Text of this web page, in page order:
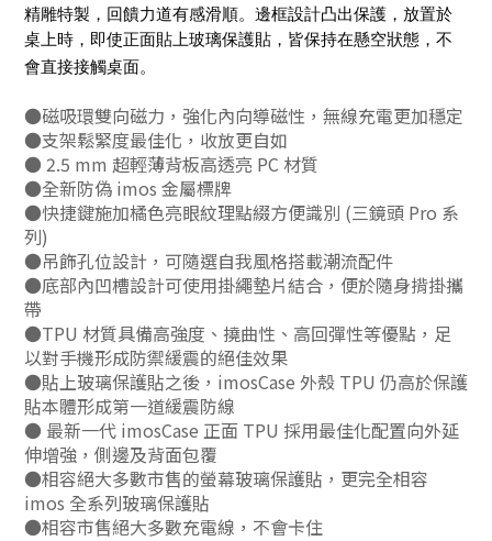
精雕特製，回饋力道有感滑順。邊框設計凸出保護，放置於
桌上時，即使正面貼上玻璃保護貼，皆保持在懸空狀態，不
會直接接觸桌面。
●磁吸環雙向磁力，強化內向導磁性，無線充電更加穩定
●支架鬆緊度最佳化，收放更自如
● 2.5 mm 超輕薄背板高透亮 PC 材質
●全新防偽 imos 金屬標牌
●快捷鍵施加橘色亮眼紋理點綴方便識別 (三鏡頭 Pro 系
列)
●吊飾孔位設計，可隨選自我風格搭載潮流配件
●底部內凹槽設計可使用掛繩墊片結合，便於隨身揹掛攜
帶
●TPU 材質具備高強度、撓曲性、高回彈性等優點，足
以對手機形成防禦緩震的絕佳效果
●貼上玻璃保護貼之後，imosCase 外殼 TPU 仍高於保護
貼本體形成第一道緩震防線
● 最新一代 imosCase 正面 TPU 採用最佳化配置向外延
伸增強，側邊及背面包覆
●相容絕大多數市售的螢幕玻璃保護貼，更完全相容
imos 全系列玻璃保護貼
●相容市售絕大多數充電線，不會卡住